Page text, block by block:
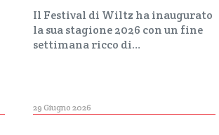
Il Festival di Wiltz ha inaugurato
la sua stagione 2026 con un fine
settimana ricco di…
29 Giugno 2026